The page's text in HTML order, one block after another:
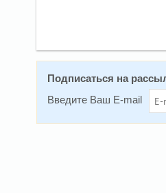
Подписаться на
Введите Ваш E-mail